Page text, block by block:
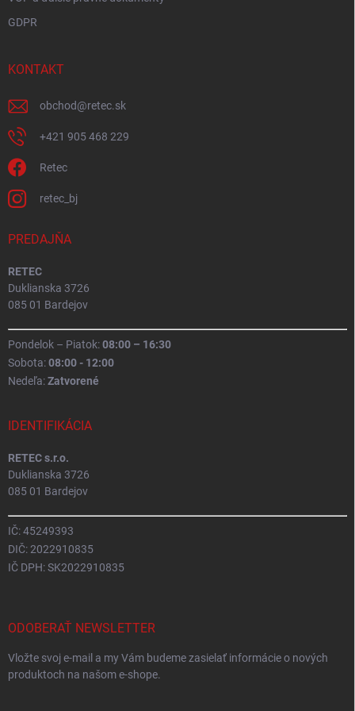
GDPR
KONTAKT
obchod@retec.sk
+421 905 468 229
Retec
retec_bj
PREDAJŇA
RETEC
Duklianska 3726
085 01 Bardejov
Pondelok – Piatok:08:00 – 16:30
Sobota:08:00 - 12:00
Nedeľa:Zatvorené
IDENTIFIKÁCIA
RETEC s.r.o.
Duklianska 3726
085 01 Bardejov
IČ: 45249393
DIČ: 2022910835
IČ DPH: SK2022910835
ODOBERAŤ NEWSLETTER
Vložte svoj e-mail a my Vám budeme zasielať informácie o nových
produktoch na našom e-shope.